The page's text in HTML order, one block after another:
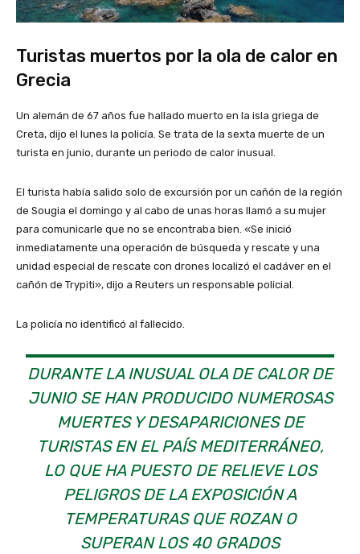
Turistas muertos por la ola de calor en
Grecia
Un alemán de 67 años fue hallado muerto en la isla griega de
Creta, dijo el lunes la policía. Se trata de la sexta muerte de un
turista en junio, durante un periodo de calor inusual.
El turista había salido solo de excursión por un cañón de la región
de Sougia el domingo y al cabo de unas horas llamó a su mujer
para comunicarle que no se encontraba bien. «Se inició
inmediatamente una operación de búsqueda y rescate y una
unidad especial de rescate con drones localizó el cadáver en el
cañón de Trypiti», dijo a Reuters un responsable policial.
La policía no identificó al fallecido.
DURANTE LA INUSUAL OLA DE CALOR DE
JUNIO SE HAN PRODUCIDO NUMEROSAS
MUERTES Y DESAPARICIONES DE
TURISTAS EN EL PAÍS MEDITERRÁNEO,
LO QUE HA PUESTO DE RELIEVE LOS
PELIGROS DE LA EXPOSICIÓN A
TEMPERATURAS QUE ROZAN O
SUPERAN LOS 40 GRADOS